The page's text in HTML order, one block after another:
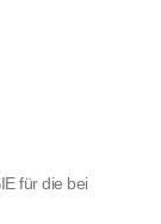
für die bei